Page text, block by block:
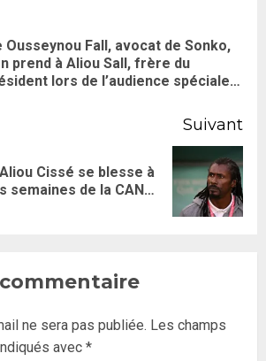
Ousseynou Fall, avocat de Sonko,
prend à Aliou Sall, frère du
lors de l’audience spéciale…
Suivant
Cissé se blesse à
semaines de la CAN…
ne sera pas publiée. Les champs
avec *